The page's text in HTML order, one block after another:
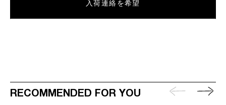
入荷連絡を希望
RECOMMENDED FOR YOU